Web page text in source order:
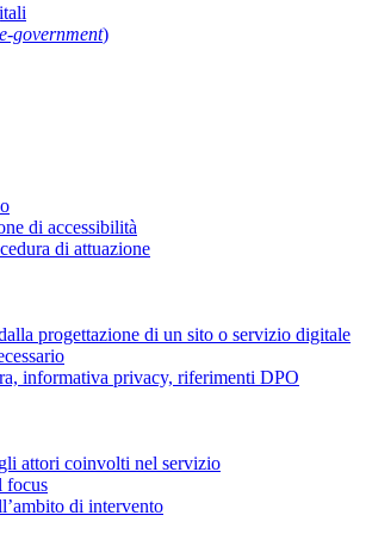
e-government)
di accessibilità
di attuazione
progettazione di un sito o servizio digitale
informativa privacy, riferimenti DPO
attori coinvolti nel servizio
focus
di intervento